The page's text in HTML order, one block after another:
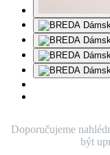
Doporučujeme
být